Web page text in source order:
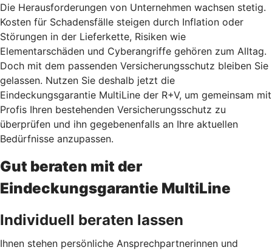
Die Herausforderungen von Unternehmen wachsen stetig.
Kosten für Schadensfälle steigen durch Inflation oder
Störungen in der Lieferkette, Risiken wie
Elementarschäden und Cyberangriffe gehören zum Alltag.
Doch mit dem passenden Versicherungsschutz bleiben Sie
gelassen. Nutzen Sie deshalb jetzt die
Eindeckungsgarantie MultiLine der R+V, um gemeinsam mit
Profis Ihren bestehenden Versicherungsschutz zu
überprüfen und ihn gegebenenfalls an Ihre aktuellen
Bedürfnisse anzupassen.
Gut beraten mit der
Eindeckungsgarantie MultiLine
Individuell beraten lassen
Ihnen stehen persönliche Ansprechpartnerinnen und